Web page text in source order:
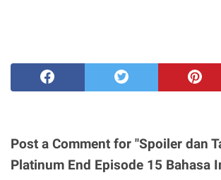
Post a Comment for "Spoiler dan
Platinum End Episode 15 Bahasa